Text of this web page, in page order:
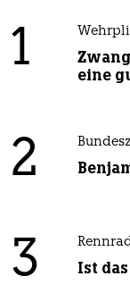
1
eine
2
3 Ist